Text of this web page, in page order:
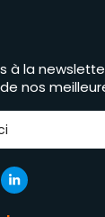
à la
de nos